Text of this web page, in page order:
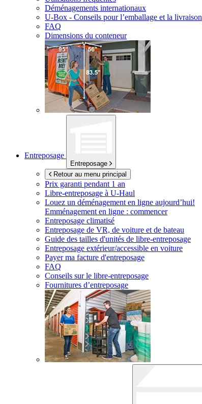
Déménagements internationaux
U-Box - Conseils pour l’emballage et la livraison
FAQ
Dimensions du conteneur
Entreposage
Entreposage
Retour au menu principal
Prix garanti pendant 1 an
Libre-entreposage à U-Haul
Louez un déménagement en ligne aujourd’hui!
Emménagement en ligne : commencer
Entreposage climatisé
Entreposage de VR, de voiture et de bateau
Guide des tailles d'unités de libre-entreposage
Entreposage extérieur/accessible en voiture
Payer ma facture d'entreposage
FAQ
Conseils sur le libre-entreposage
Fournitures d’entreposage